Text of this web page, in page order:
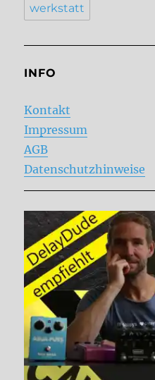
werkstatt
INFO
Kontakt
Impressum
AGB
Datenschutzhinweise